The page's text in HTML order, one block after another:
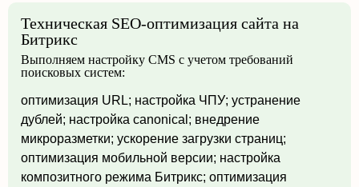
Техническая SEO-оптимизация сайта на
Битрикс
Выполняем настройку CMS с учетом требований
поисковых систем:
оптимизация URL; настройка ЧПУ; устранение
дублей; настройка canonical; внедрение
микроразметки; ускорение загрузки страниц;
оптимизация мобильной версии; настройка
композитного режима Битрикс; оптимизация